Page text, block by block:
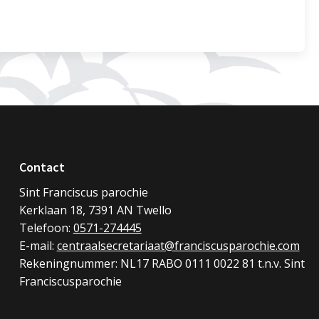
Contact
Sint Franciscus parochie
Kerklaan 18, 7391 AN Twello
Telefoon: 0571-274445
E-mail: centraalsecretariaat@franciscusparochie.com
Rekeningnummer: NL17 RABO 0111 0022 81 t.n.v. Sint
Franciscusparochie